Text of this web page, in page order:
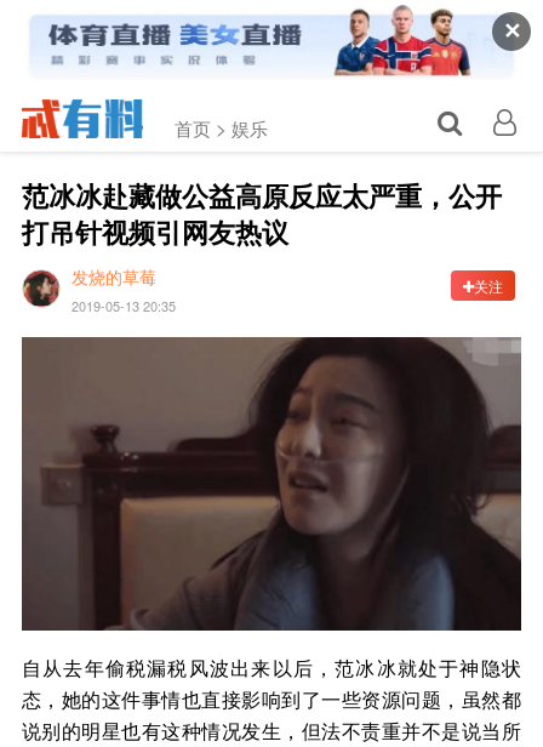
✕
首页 > 娱乐
范冰冰赴藏做公益高原反应太严重，公开
打吊针视频引网友热议
发烧的草莓
2019-05-13 20:35
关注
自从去年偷税漏税风波出来以后，范冰冰就处于神隐状
态，她的这件事情也直接影响到了一些资源问题，虽然都
说别的明星也有这种情况发生，但法不责重并不是说当所